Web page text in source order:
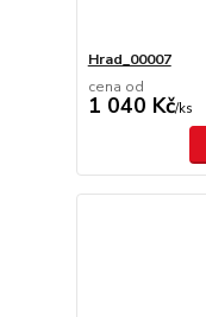
Hrad_00007
cena od
1 040 Kč/ks